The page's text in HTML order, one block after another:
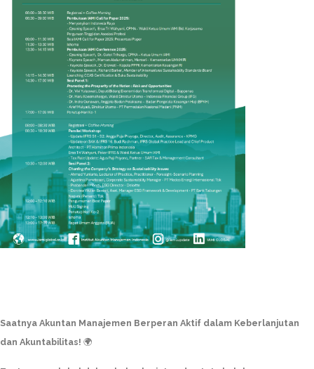
Saatnya Akuntan Manajemen Berperan Aktif dalam Keberlanjutan
dan Akuntabilitas! 🌍